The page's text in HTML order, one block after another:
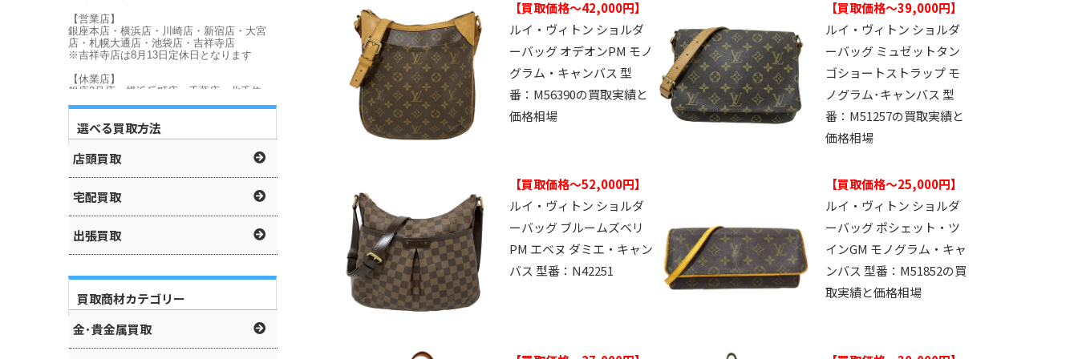
【買取価格～42,000円】
ルイ・ヴィトン ショルダ
ーバッグ オデオンPM モノ
グラム・キャンバス 型
番：M56390の買取実績と
価格相場
【買取価格～39,000円】
ルイ・ヴィトン ショルダ
ーバッグ ミュゼットタン
ゴショートストラップ モ
ノグラム･キャンバス 型
番：M51257の買取実績と
価格相場
【買取価格～52,000円】
ルイ・ヴィトン ショルダ
ーバッグ ブルームズベリ
PM エベヌ ダミエ・キャン
バス 型番：N42251
【買取価格～25,000円】
ルイ・ヴィトン ショルダ
ーバッグ ポシェット・ツ
インGM モノグラム・キャ
ンバス 型番：M51852の買
取実績と価格相場
選べる買取方法
店頭買取
宅配買取
出張買取
買取商材カテゴリー
金･貴金属買取